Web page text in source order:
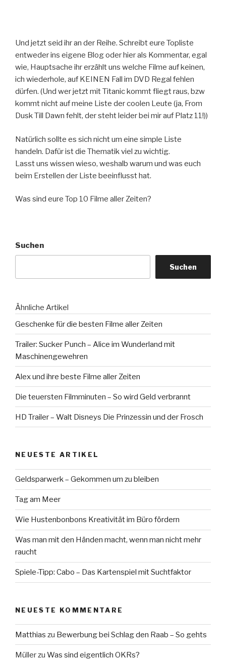
Und jetzt seid ihr an der Reihe. Schreibt eure Topliste
entweder ins eigene Blog oder hier als Kommentar, egal
wie, Hauptsache ihr erzählt uns welche Filme auf keinen,
ich wiederhole, auf KEINEN Fall im DVD Regal fehlen
dürfen. (Und wer jetzt mit Titanic kommt fliegt raus, bzw
kommt nicht auf meine Liste der coolen Leute (ja, From
Dusk Till Dawn fehlt, der steht leider bei mir auf Platz 11!))
Natürlich sollte es sich nicht um eine simple Liste
handeln. Dafür ist die Thematik viel zu wichtig.
Lasst uns wissen wieso, weshalb warum und was euch
beim Erstellen der Liste beeinflusst hat.
Was sind eure Top 10 Filme aller Zeiten?
Suchen
Suchen
Ähnliche Artikel
Geschenke für die besten Filme aller Zeiten
Trailer: Sucker Punch – Alice im Wunderland mit
Maschinengewehren
Alex und ihre beste Filme aller Zeiten
Die teuersten Filmminuten – So wird Geld verbrannt
HD Trailer – Walt Disneys Die Prinzessin und der Frosch
NEUESTE ARTIKEL
Geldsparwerk – Gekommen um zu bleiben
Tag am Meer
Wie Hustenbonbons Kreativität im Büro fördern
Was man mit den Händen macht, wenn man nicht mehr
raucht
Spiele-Tipp: Cabo – Das Kartenspiel mit Suchtfaktor
NEUESTE KOMMENTARE
Matthias zu Bewerbung bei Schlag den Raab – So gehts
Müllerzu Was sind eigentlich OKRs?